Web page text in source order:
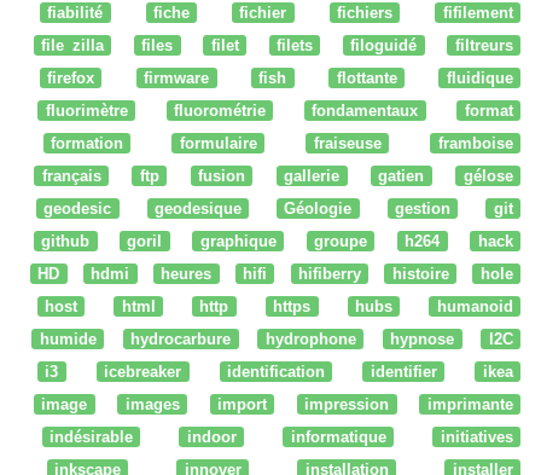
fiabilité
fiche fichier fichiers
fifilement
file zilla
files filet filets filoguidé
filtreurs
firefox
firmware fish flottante
fluidique
fluorimètre
fluorométrie fondamentaux
format
formation
formulaire fraiseuse
framboise
français
ftp fusion gallerie gatien
gélose
geodesic
geodesique Géologie gestion
git
github
goril graphique groupe h264
hack
HD
hdmi heures hifi hifiberry histoire
hole
host
html http https hubs
humanoid
humide
hydrocarbure hydrophone hypnose
I2C
i3
icebreaker identification identifier
ikea
image
images import impression
imprimante
indésirable
indoor informatique
initiatives
inkscape
innover installation installer